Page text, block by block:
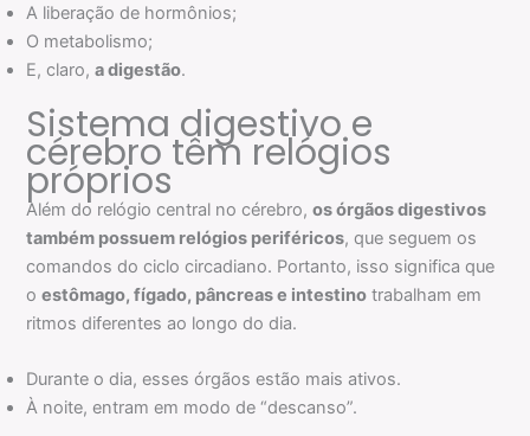
A liberação de hormônios;
O metabolismo;
E, claro,a digestão.
Sistema digestivo e
cérebro têm relógios
próprios
Além do relógio central no cérebro,os órgãos digestivos
também possuem relógios periféricos, que seguem os
comandos do ciclo circadiano. Portanto, isso significa que
oestômago, fígado, pâncreas e intestino trabalham em
ritmos diferentes ao longo do dia.
Durante o dia, esses órgãos estão mais ativos.
À noite, entram em modo de “descanso”.